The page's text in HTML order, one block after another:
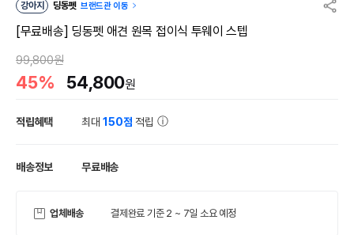
강아지 딩동펫 브랜드관 이동
[무료배송] 딩동펫 애견 원목 접이식 투웨이 스텝
99,800원
45% 54,800원
적립혜택 최대150점 적립
배송정보 무료배송
업체배송 결제완료 기준 2 ~ 7일 소요 예정